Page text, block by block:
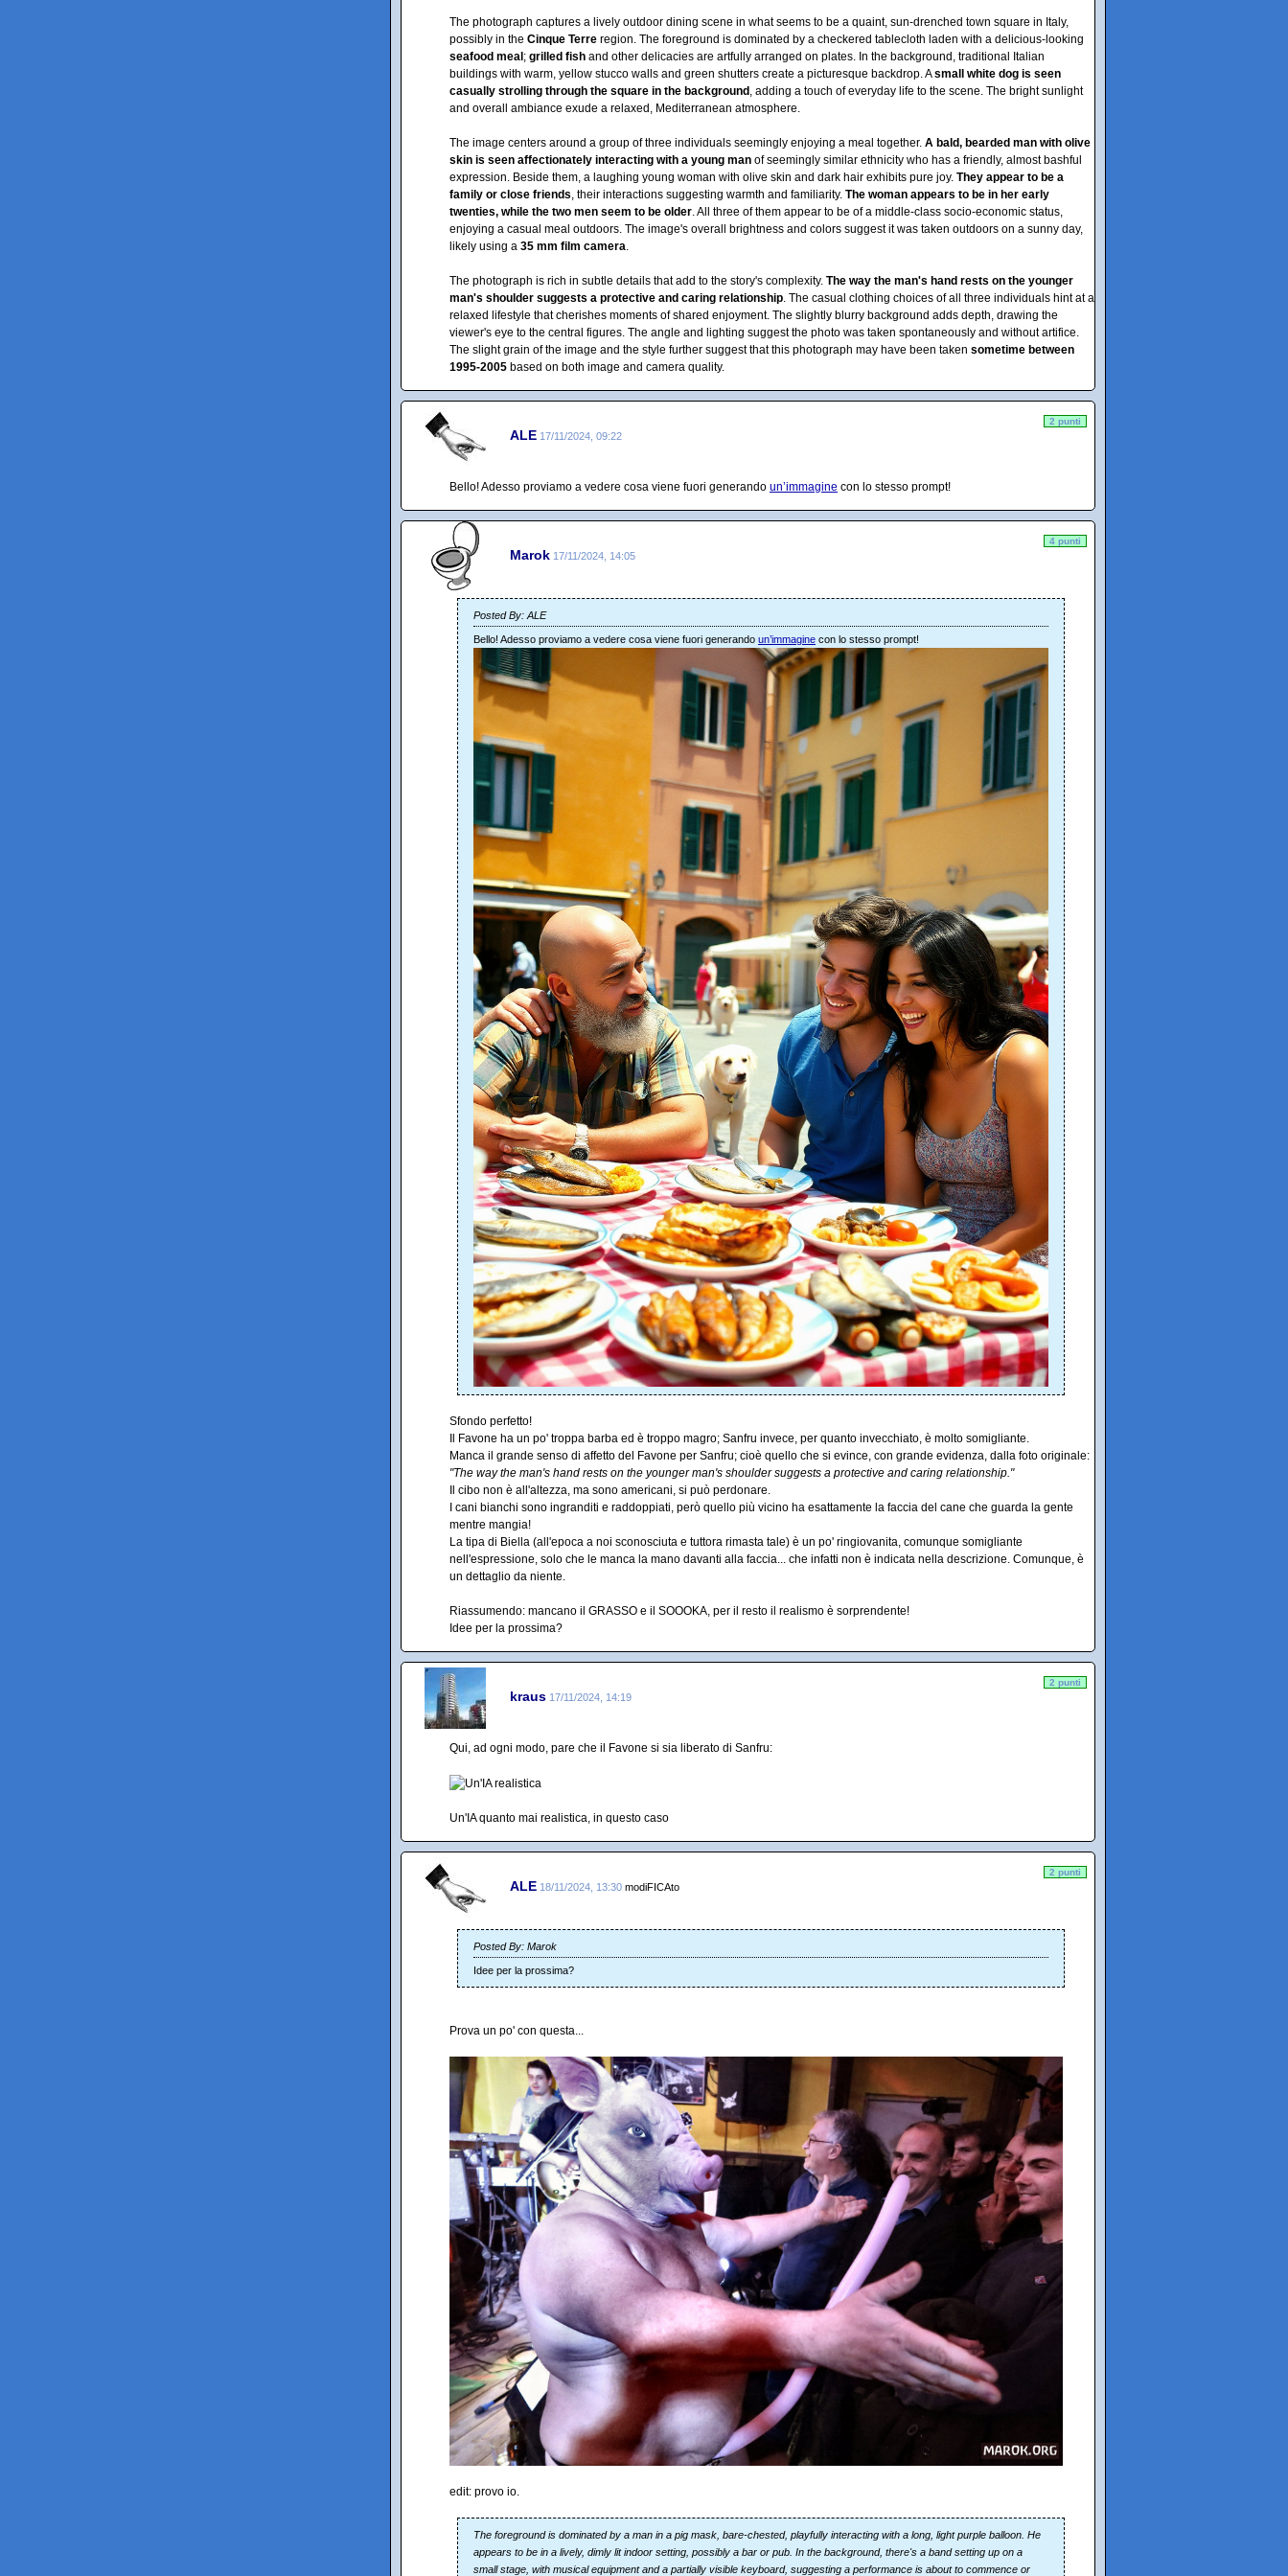
The photograph captures a lively outdoor dining scene in what seems to be a quaint, sun-drenched town square in Italy,
possibly in the Cinque Terre region. The foreground is dominated by a checkered tablecloth laden with a delicious-looking
seafood meal; grilled fish and other delicacies are artfully arranged on plates. In the background, traditional Italian
buildings with warm, yellow stucco walls and green shutters create a picturesque backdrop. Asmall white dog is seen
casually strolling through the square in the background , adding a touch of everyday life to the scene. The bright sunlight
and overall ambiance exude a relaxed, Mediterranean atmosphere.
The image centers around a group of three individuals seemingly enjoying a meal together. A bald, bearded man with olive
skin is seen affectionately interacting with a young man of seemingly similar ethnicity who has a friendly, almost bashful
expression. Beside them, a laughing young woman with olive skin and dark hair exhibits pure joy. They appear to be a
family or close friends , their interactions suggesting warmth and familiarity. The woman appears to be in her early
twenties, while the two men seem to be older . All three of them appear to be of a middle-class socio-economic status,
enjoying a casual meal outdoors. The image's overall brightness and colors suggest it was taken outdoors on a sunny day,
likely using a 35 mm film camera
The photograph is rich in subtle details that add to the story's complexity. The way the man's hand rests on the younger
man's shoulder suggests a protective and caring relationship . The casual clothing choices of all three individuals hint at a
relaxed lifestyle that cherishes moments of shared enjoyment. The slightly blurry background adds depth, drawing the
viewer's eye to the central figures. The angle and lighting suggest the photo was taken spontaneously and without artifice.
The slight grain of the image and the style further suggest that this photograph may have been taken sometime between
1995-2005 based on both image and camera quality.
ALE 17/11/2024, 09:22
2 punti
Bello! Adesso proviamo a vedere cosa viene fuori generando un’immagine con lo stesso prompt!
Marok 17/11/2024, 14:05
4 punti
Posted By: ALE
Bello! Adesso proviamo a vedere cosa viene fuori generando un’immagine con lo stesso prompt!
Sfondo perfetto!
Il Favone ha un po' troppa barba ed è troppo magro; Sanfru invece, per quanto invecchiato, è molto somigliante.
Manca il grande senso di affetto del Favone per Sanfru; cioè quello che si evince, con grande evidenza, dalla foto originale:
"The way the man's hand rests on the younger man's shoulder suggests a protective and caring relationship."
Il cibo non è all'altezza, ma sono americani, si può perdonare.
I cani bianchi sono ingranditi e raddoppiati, però quello più vicino ha esattamente la faccia del cane che guarda la gente
mentre mangia!
La tipa di Biella (all'epoca a noi sconosciuta e tuttora rimasta tale) è un po' ringiovanita, comunque somigliante
nell'espressione, solo che le manca la mano davanti alla faccia... che infatti non è indicata nella descrizione. Comunque, è
un dettaglio da niente.
Riassumendo: mancano il GRASSO e il SOOOKA, per il resto il realismo è sorprendente!
Idee per la prossima?
kraus 17/11/2024, 14:19
2 punti
Qui, ad ogni modo, pare che il Favone si sia liberato di Sanfru:
Un'IA quanto mai realistica, in questo caso
ALE 18/11/2024, 13:30 modiFICAto
2 punti
Posted By: Marok
Idee per la prossima?
Prova un po' con questa...
edit: provo io.
The foreground is dominated by a man in a pig mask, bare-chested, playfully interacting with a long, light purple balloon. He
appears to be in a lively, dimly lit indoor setting, possibly a bar or pub. In the background, there's a band setting up on a
small stage, with musical equipment and a partially visible keyboard, suggesting a performance is about to commence or